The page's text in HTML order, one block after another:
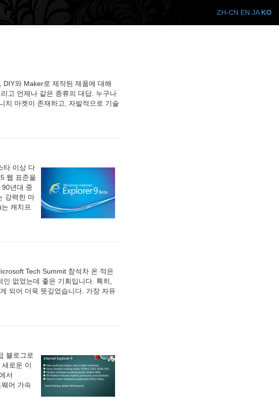
와 Maker로 제작된 제품에 대해
고 언제나 같은 종류의 대답. 누구나
치 마켓이 존재하고, 자발적으로 기술
타 이상 다
웹 표준을
년대 중
강력한 마
캐치프
Tech Summit 참석차 온 적은
없었는데 좋은 기회입니다. 특히,
되어 더욱 뜻깊었습니다. 가장 자유
블로그로
로운 이
서
어 가속
ZH-CN EN JA KO